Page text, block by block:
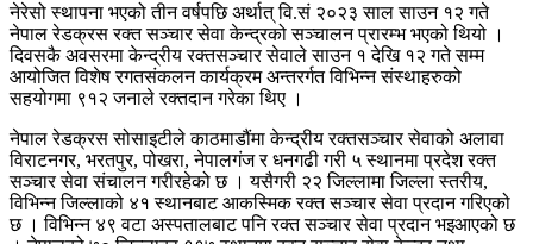
नेरेसो स्थापना भएको तीन वर्षपछि अर्थात् वि.सं २०२३ साल साउन १२ गते
नेपाल रेडक्रस रक्त सञ्चार सेवा केन्द्रको सञ्चालन प्रारम्भ भएको थियो ।
दिवसकै अवसरमा केन्द्रीय रक्तसञ्चार सेवाले साउन १ देखि १२ गते सम्म
आयोजित विशेष रगतसंकलन कार्यक्रम अन्तरर्गत विभिन्न संस्थाहरुको
सहयोगमा ९१२ जनाले रक्तदान गरेका थिए ।
नेपाल रेडक्रस सोसाइटीले काठमाडौंमा केन्द्रीय रक्तसञ्चार सेवाको अलावा
विराटनगर, भरतपुर, पोखरा, नेपालगंज र धनगढी गरी ५ स्थानमा प्रदेश रक्त
सञ्चार सेवा संचालन गरीरहेको छ । यसैगरी २२ जिल्लामा जिल्ला स्तरीय,
विभिन्न जिल्लाको ४१ स्थानबाट आकस्मिक रक्त सञ्चार सेवा प्रदान गरिएको
छ । विभिन्न ४९ वटा अस्पतालबाट पनि रक्त सञ्चार सेवा प्रदान भइआएको छ